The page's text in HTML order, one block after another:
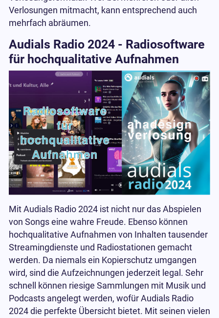
Verlosungen mitmacht, kann entsprechend auch
mehrfach abräumen.
Audials Radio 2024 - Radiosoftware
für hochqualitative Aufnahmen
Mit Audials Radio 2024 ist nicht nur das Abspielen
von Songs eine wahre Freude. Ebenso können
hochqualitative Aufnahmen von Inhalten tausender
Streamingdienste und Radiostationen gemacht
werden. Da niemals ein Kopierschutz umgangen
wird, sind die Aufzeichnungen jederzeit legal. Sehr
schnell können riesige Sammlungen mit Musik und
Podcasts angelegt werden, wofür Audials Radio
2024 die perfekte Übersicht bietet. Mit seinen vielen